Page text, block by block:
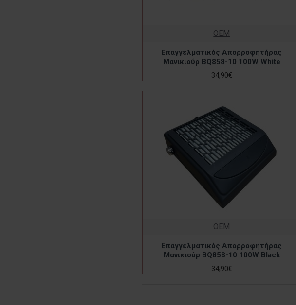
OEM
Επαγγελματικός Απορροφητήρας
Μανικιούρ BQ858-10 100W White
34,90€
OEM
Επαγγελματικός Απορροφητήρας
Μανικιούρ BQ858-10 100W Black
34,90€